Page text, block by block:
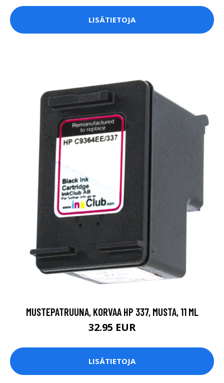
LISÄTIETOJA
MUSTEPATRUUNA, KORVAA HP 337, MUSTA, 11 ML
32.95 EUR
LISÄTIETOJA